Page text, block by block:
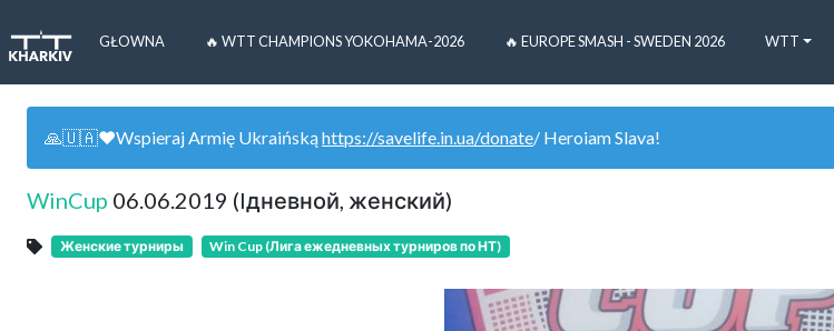
GŁOWNA 🔥 WTT CHAMPIONS YOKOHAMA-2026 🔥 EUROPE SMASH - SWEDEN 2026 WTT
🙏🇺🇦❤️Wspieraj Armię Ukraińskąhttps://savelife.in.ua/donate/ Heroiam Slava!
WinCup 06.06.2019 (lдневной, женский)
Женские турниры Win Cup (Лига ежедневных турниров по НТ)